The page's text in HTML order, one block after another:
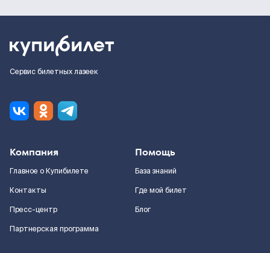
Сервис билетных лазеек
Компания
Главное о Купибилете
Контакты
Пресс-центр
Партнерская программа
Помощь
База знаний
Где мой билет
Блог